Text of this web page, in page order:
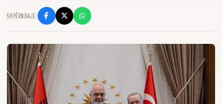
SHPËRNDAJE: